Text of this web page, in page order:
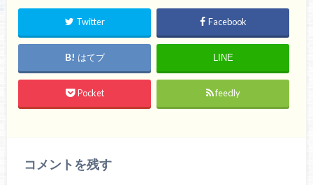
Twitter Facebook
はてブ LINE
Pocket feedly
コメントを残す